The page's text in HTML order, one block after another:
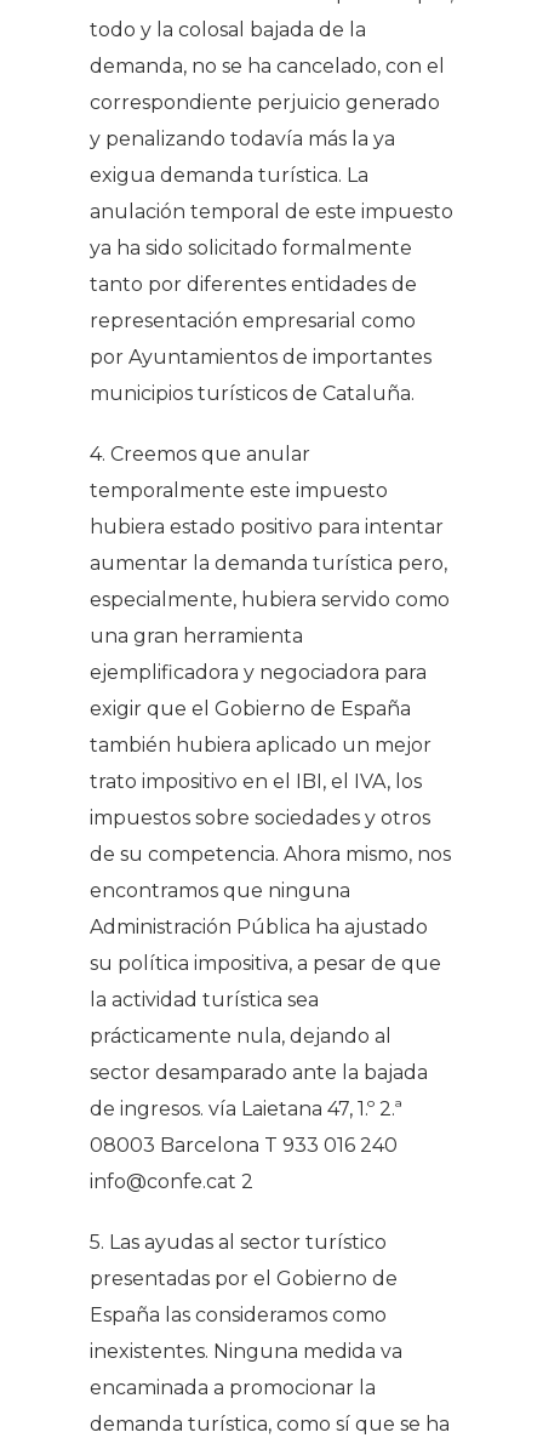
todo y la colosal bajada de la
demanda, no se ha cancelado, con el
correspondiente perjuicio generado
y penalizando todavía más la ya
exigua demanda turística. La
anulación temporal de este impuesto
ya ha sido solicitado formalmente
tanto por diferentes entidades de
representación empresarial como
por Ayuntamientos de importantes
municipios turísticos de Cataluña.
4. Creemos que anular
temporalmente este impuesto
hubiera estado positivo para intentar
aumentar la demanda turística pero,
especialmente, hubiera servido como
una gran herramienta
ejemplificadora y negociadora para
exigir que el Gobierno de España
también hubiera aplicado un mejor
trato impositivo en el IBI, el IVA, los
impuestos sobre sociedades y otros
de su competencia. Ahora mismo, nos
encontramos que ninguna
Administración Pública ha ajustado
su política impositiva, a pesar de que
la actividad turística sea
prácticamente nula, dejando al
sector desamparado ante la bajada
de ingresos. vía Laietana 47, 1.º 2.ª
08003 Barcelona T 933 016 240
info@confe.cat 2
5. Las ayudas al sector turístico
presentadas por el Gobierno de
España las consideramos como
inexistentes. Ninguna medida va
encaminada a promocionar la
demanda turística, como sí que se ha